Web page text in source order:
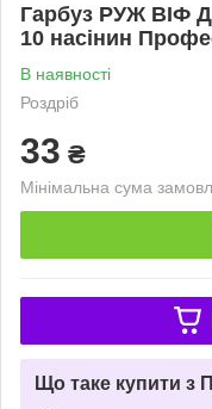
Гарбуз РУЖ ВІФ
10 насінин
В наявності
Роздріб
33 ₴
Мінімальна сума
Що таке купити з